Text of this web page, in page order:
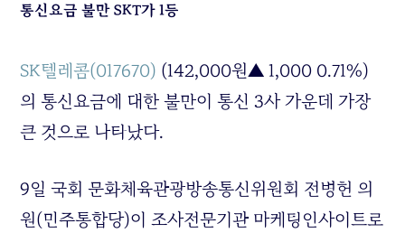
통신요금 불만 SKT가 1등
SK텔레콤(017670) (142,000원▲ 1,000 0.71%)
의 통신요금에 대한 불만이 통신 3사 가운데 가장
큰 것으로 나타났다.
9일 국회 문화체육관광방송통신위원회 전병헌 의
원(민주통합당)이 조사전문기관 마케팅인사이트로